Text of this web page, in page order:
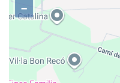
−